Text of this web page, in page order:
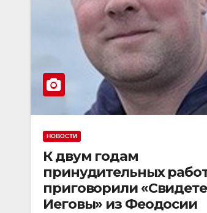
НОВОСТИ
К двум годам
принудительных
приговорили
Иеговы» из Феодосии